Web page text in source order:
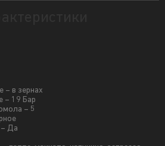
– в зернах
– 19 Бар
– 5
– Да